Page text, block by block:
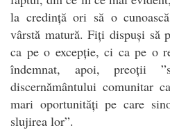
la credință ori să o
vârstă matură. Fiți dispuși să
ca pe o excepție, ci ca pe o
îndemnat, apoi, preoții
discernământului comunitar
mari oportunități pe care
slujirea lor”.